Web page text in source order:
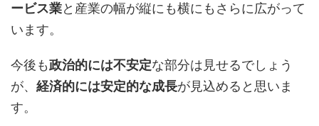
ービス業と産業の幅が縦にも横にもさらに広がって
います。
今後も政治的には不安定な部分は見せるでしょう
が、 経済的には安定的な成長が見込めると思いま
す。